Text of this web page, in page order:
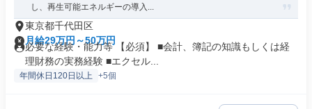
し、再生可能エネルギーの導入...
東京都千代田区
月給29万円～50万円
必要な経験・能力等 【必須】 ■会計、簿記の知識もしくは経
理財務の実務経験 ■エクセル...
年間休日120日以上 +5個